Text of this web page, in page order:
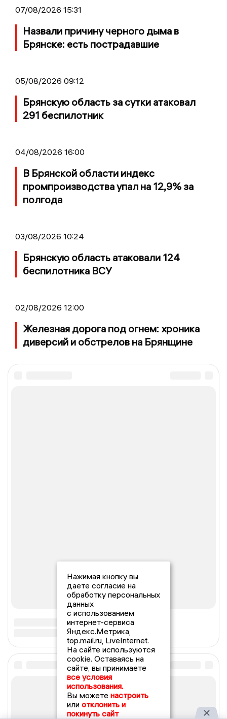
07/08/2026 15:31
Назвали причину черного дыма в
Брянске: есть пострадавшие
05/08/2026 09:12
Брянскую область за сутки атаковал
291 беспилотник
04/08/2026 16:00
В Брянской области индекс
промпроизводства упал на 12,9% за
полгода
03/08/2026 10:24
Брянскую область атаковали 124
беспилотника ВСУ
02/08/2026 12:00
Железная дорога под огнем: хроника
диверсий и обстрелов на Брянщине
Нажимая кнопку вы
даете согласие на
обработку персональных
данных
с использованием
интернет-сервиса
Яндекс.Метрика,
top.mail.ru, LiveInternet.
На сайте используются
cookie. Оставаясь на
сайте, вы принимаете
все условия
использования.
Вы можете настроить
или отклонить и
покинуть сайт